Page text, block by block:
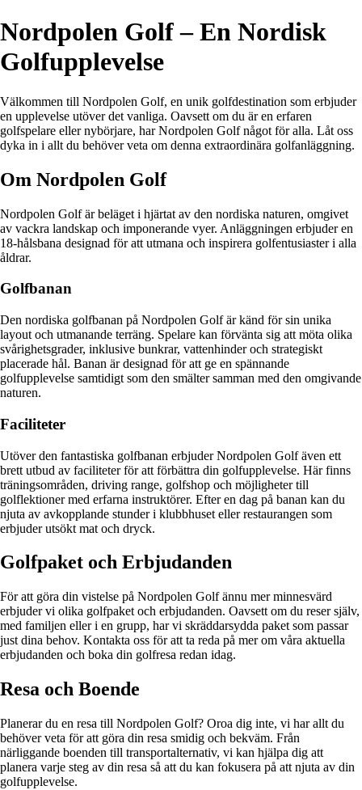
Nordpolen Golf – En Nordisk
Golfupplevelse
Välkommen till Nordpolen Golf, en unik golfdestination som erbjuder
en upplevelse utöver det vanliga. Oavsett om du är en erfaren
golfspelare eller nybörjare, har Nordpolen Golf något för alla. Låt oss
dyka in i allt du behöver veta om denna extraordinära golfanläggning.
Om Nordpolen Golf
Nordpolen Golf är beläget i hjärtat av den nordiska naturen, omgivet
av vackra landskap och imponerande vyer. Anläggningen erbjuder en
18-hålsbana designad för att utmana och inspirera golfentusiaster i alla
åldrar.
Golfbanan
Den nordiska golfbanan på Nordpolen Golf är känd för sin unika
layout och utmanande terräng. Spelare kan förvänta sig att möta olika
svårighetsgrader, inklusive bunkrar, vattenhinder och strategiskt
placerade hål. Banan är designad för att ge en spännande
golfupplevelse samtidigt som den smälter samman med den omgivande
naturen.
Faciliteter
Utöver den fantastiska golfbanan erbjuder Nordpolen Golf även ett
brett utbud av faciliteter för att förbättra din golfupplevelse. Här finns
träningsområden, driving range, golfshop och möjligheter till
golflektioner med erfarna instruktörer. Efter en dag på banan kan du
njuta av avkopplande stunder i klubbhuset eller restaurangen som
erbjuder utsökt mat och dryck.
Golfpaket och Erbjudanden
För att göra din vistelse på Nordpolen Golf ännu mer minnesvärd
erbjuder vi olika golfpaket och erbjudanden. Oavsett om du reser själv,
med familjen eller i en grupp, har vi skräddarsydda paket som passar
just dina behov. Kontakta oss för att ta reda på mer om våra aktuella
erbjudanden och boka din golfresa redan idag.
Resa och Boende
Planerar du en resa till Nordpolen Golf? Oroa dig inte, vi har allt du
behöver veta för att göra din resa smidig och bekväm. Från
närliggande boenden till transportalternativ, vi kan hjälpa dig att
planera varje steg av din resa så att du kan fokusera på att njuta av din
golfupplevelse.